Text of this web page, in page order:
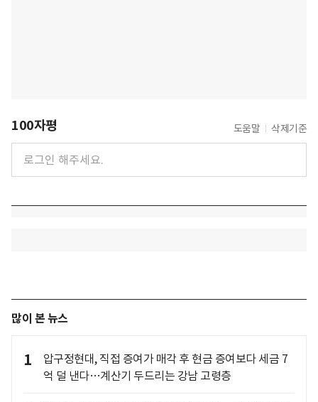
100자평 도움말 삭제기준
많이 본 뉴스
1
압구정현대, 직접 증여가 매각 후 현금 증여보다 세금 7
억 덜 낸다…계산기 두드리는 강남 고령층